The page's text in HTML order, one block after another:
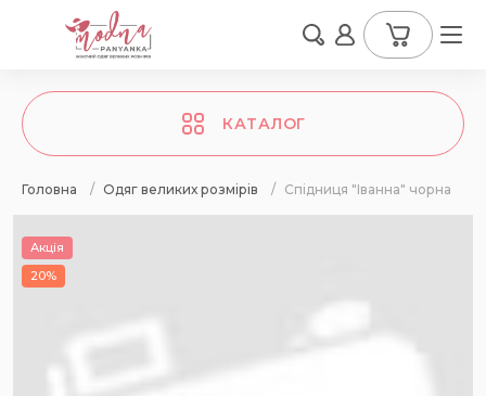
КАТАЛОГ
Головна / Одяг великих розмірів / Спідниця "Іванна" чорна
Акція
20%